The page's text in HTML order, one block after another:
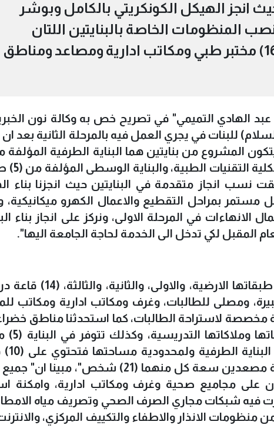
انجز الهيكل الكونكريتي بالكامل وبوشر
المنظومات الخاصة بالبنايتين اللتان
تضمان (24) قاعة دراسية و(16) مختبر طبي ومكاتب ادارية ومصاعد ومناطق
الهادي التميمي" في تصريح خص به وكالة نون
للبنات في يجري العمل فيه بالمرحلة الثانية بعد
طبقات ونصف الطبقة وهي
انجاز متقدمة في البنايتين حيث انجزنا بناء
(100) بالمئة، والعمل مستمر بمراحل التقطيع والاعمال الكهرو
في المرحلة الاولى، ونركز على انجاز بناء
المقبل لكي تدخل الى الخدمة لحاجة الجامعة اليها".
واضاف ان" البناية الوسطية توجد في طبقاتها الارضية،
ومصلى للطالبات، وغرف ومكاتب ادارية ومكاتب
لاستراحة الطالبات، كما استحدثنا مناطق
سكيب" تعتبر متنفس
سعة المصعد
دراسية و(6) مختبرات طبية، وفي البناية مصعدين سعة كل منهما (21) شخص"،
على مجاميع صحية وغرف ومكاتب ادارية، وامكنة
فيه شبكات مجاري الصرف الصحي وتصريف مياه
الانذار والاطفاء والتكييف المركزي،